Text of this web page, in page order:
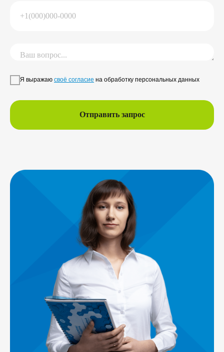
Я выражаю своё согласие на обработку персональных данных
Отправить запрос